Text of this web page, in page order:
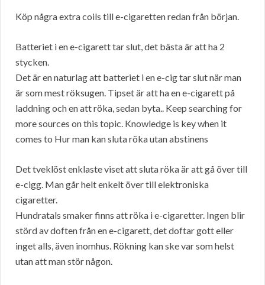
Köp några extra coils till e-cigaretten redan från början.
Batteriet i en e-cigarett tar slut, det bästa är att ha 2
stycken.
Det är en naturlag att batteriet i en e-cig tar slut när man
är som mest röksugen. Tipset är att ha en e-cigarett på
laddning och en att röka, sedan byta.. Keep searching for
more sources on this topic. Knowledge is key when it
comes to Hur man kan sluta röka utan abstinens
Det tveklöst enklaste viset att sluta röka är att gå över till
e-cigg. Man går helt enkelt över till elektroniska
cigaretter.
Hundratals smaker finns att röka i e-cigaretter. Ingen blir
störd av doften från en e-cigarett, det doftar gott eller
inget alls, även inomhus. Rökning kan ske var som helst
utan att man stör någon.